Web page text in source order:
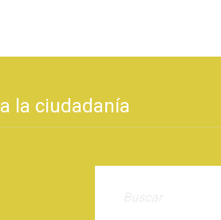
la ciudadanía